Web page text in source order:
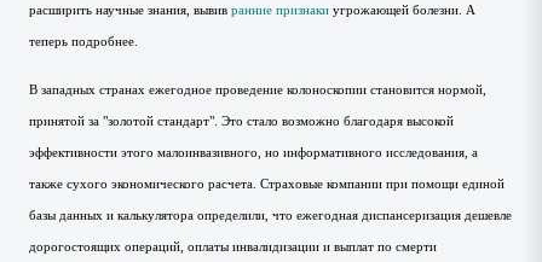
расширить научные знания, вывив ранние признаки угрожающей болезни. А
теперь подробнее.
В западных странах ежегодное проведение колоноскопии становится нормой,
принятой за "золотой стандарт". Это стало возможно благодаря высокой
эффективности этого малоинвазивного, но информативного исследования, а
также сухого экономического расчета. Страховые компании при помощи единой
базы данных и калькулятора определили, что ежегодная диспансеризация дешевле
дорогостоящих операций, оплаты инвалидизации и выплат по смерти